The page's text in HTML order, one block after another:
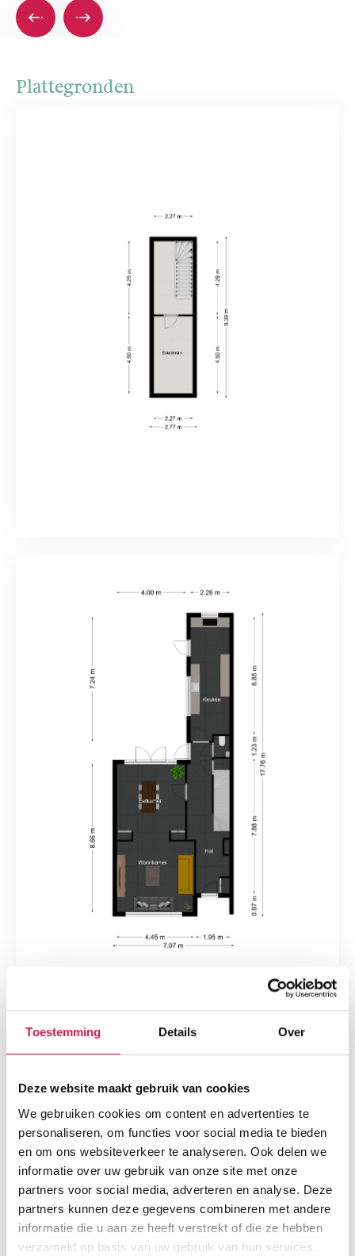
Toestemming Details Over
Deze website maakt gebruik van cookies
We gebruiken cookies om content en advertenties te
personaliseren, om functies voor social media te bieden
en om ons websiteverkeer te analyseren. Ook delen we
informatie over uw gebruik van onze site met onze
partners voor social media, adverteren en analyse. Deze
partners kunnen deze gegevens combineren met andere
informatie die u aan ze heeft verstrekt of die ze hebben
verzameld op basis van uw gebruik van hun services.
Plattegronden